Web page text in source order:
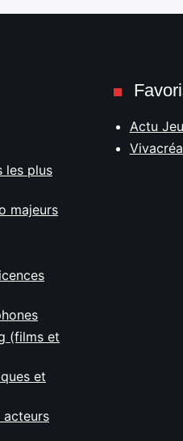
les plus
majeurs
(films et
et
acteurs
Actu